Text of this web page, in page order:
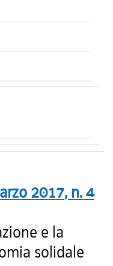
2017, n.4
e la
solidale